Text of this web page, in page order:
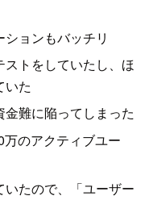
ョンもバッチリ
トをしていたし、ほ
いた
難に陥ってしまった
のアクティブユー
たので、「ユーザー